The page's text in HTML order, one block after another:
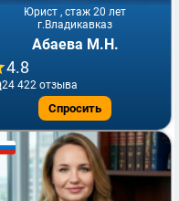
Юрист , стаж 20 лет
г.Владикавказ
Абаева М.Н.
4.8
24 422 отзывa
Спросить